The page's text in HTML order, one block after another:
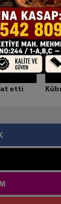
etti
etti